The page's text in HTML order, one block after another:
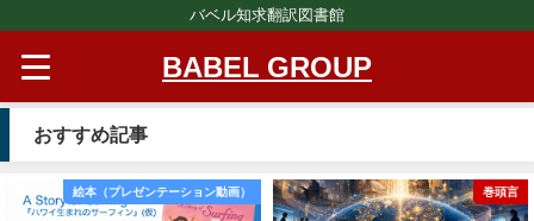
バベル知求翻訳図書館
BABEL GROUP
おすすめ記事
絵本（プレゼンテーション動画） 巻頭言